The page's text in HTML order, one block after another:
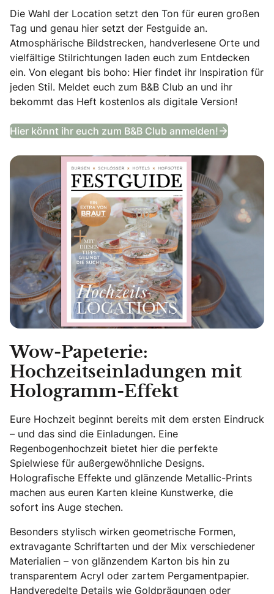
Die Wahl der Location setzt den Ton für euren großen
Tag und genau hier setzt der Festguide an.
Atmosphärische Bildstrecken, handverlesene Orte und
vielfältige Stilrichtungen laden euch zum Entdecken
ein. Von elegant bis boho: Hier findet ihr Inspiration für
jeden Stil. Meldet euch zum B&B Club an und ihr
bekommt das Heft kostenlos als digitale Version!
Hier könnt ihr euch zum B&B Club anmelden!
Wow-Papeterie:
Hochzeitseinladungen mit
Hologramm-Effekt
Eure Hochzeit beginnt bereits mit dem ersten Eindruck
– und das sind die Einladungen. Eine
Regenbogenhochzeit bietet hier die perfekte
Spielwiese für außergewöhnliche Designs.
Holografische Effekte und glänzende Metallic-Prints
machen aus euren Karten kleine Kunstwerke, die
sofort ins Auge stechen.
Besonders stylisch wirken geometrische Formen,
extravagante Schriftarten und der Mix verschiedener
Materialien – von glänzendem Karton bis hin zu
transparentem Acryl oder zartem Pergamentpapier.
Handveredelte Details wie Goldprägungen oder